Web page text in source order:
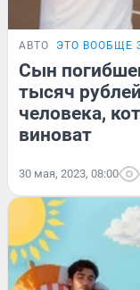
АВТО ЭТО ВООБЩЕ
Сын
тысяч
человека,
виноват
30 мая, 2023, 08:00